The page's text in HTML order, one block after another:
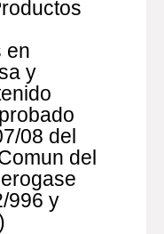
en
y
08 del
del
996 y